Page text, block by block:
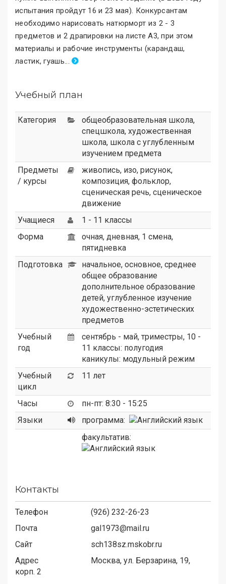
испытания пройдут 16 и 23 мая). Конкурсантам
необходимо нарисовать натюрморт из 2 - 3
предметов и 2 драпировки на листе А3, при этом
материалы и рабочие инструменты (карандаш,
ластик, гуашь...
Учебный план
Категория общеобразовательная школа,
спецшкола, художественная
школа, школа с углубленным
изучением предмета
Предметы
/ курсы
живопись, изо, рисунок,
композиция, фольклор,
сценическая речь, сценическое
движение
Учащиеся
1 - 11 классы
Форма
очная, дневная, 1 смена,
пятидневка
Подготовка
начальное, основное, среднее
общее образование
дополнительное образование
детей, углубленное изучение
художественно-эстетических
предметов
Учебный
год
сентябрь - май, триместры, 10 -
11 классы: полугодия
каникулы: модульный режим
Учебный
цикл
11 лет
Часы
пн-пт: 8:30 - 15:25
Языки
программа:
факультатив:
Контакты
Телефон
(926) 232-26-23
Почта
gal1973@mail.ru
Сайт
sch138sz.mskobr.ru
Адрес
Москва, ул. Берзарина, 19,
корп. 2